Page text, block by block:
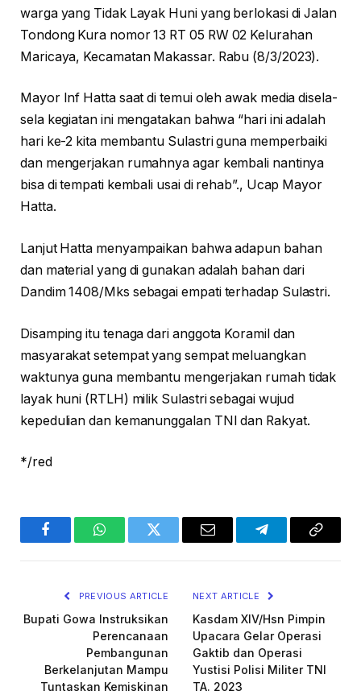
warga yang Tidak Layak Huni yang berlokasi di Jalan
Tondong Kura nomor 13 RT 05 RW 02 Kelurahan
Maricaya, Kecamatan Makassar. Rabu (8/3/2023).
Mayor Inf Hatta saat di temui oleh awak media disela-
sela kegiatan ini mengatakan bahwa “hari ini adalah
hari ke-2 kita membantu Sulastri guna memperbaiki
dan mengerjakan rumahnya agar kembali nantinya
bisa di tempati kembali usai di rehab”., Ucap Mayor
Hatta.
Lanjut Hatta menyampaikan bahwa adapun bahan
dan material yang di gunakan adalah bahan dari
Dandim 1408/Mks sebagai empati terhadap Sulastri.
Disamping itu tenaga dari anggota Koramil dan
masyarakat setempat yang sempat meluangkan
waktunya guna membantu mengerjakan rumah tidak
layak huni (RTLH) milik Sulastri sebagai wujud
kepedulian dan kemanunggalan TNI dan Rakyat.
*/red
FacebookWhatsAppTwitter Email TelegramCopy
PREVIOUS ARTICLE
Bupati Gowa Instruksikan
Perencanaan
Pembangunan
Berkelanjutan Mampu
Tuntaskan Kemiskinan
NEXT ARTICLE
Kasdam XIV/Hsn Pimpin
Upacara Gelar Operasi
Gaktib dan Operasi
Yustisi Polisi Militer TNI
TA. 2023